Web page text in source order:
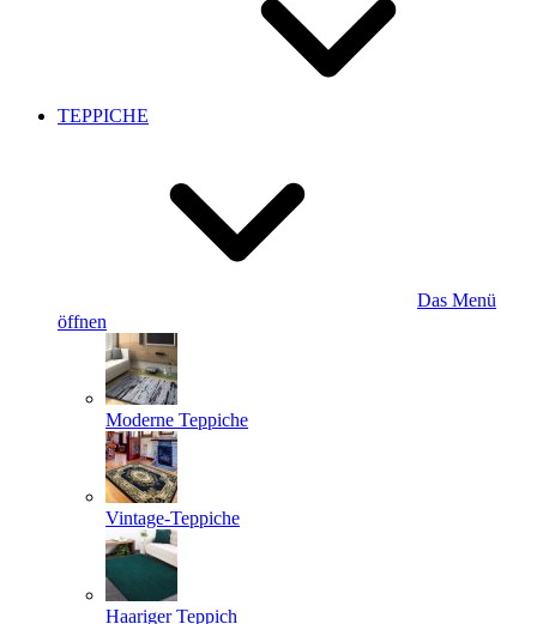
TEPPICHE
Das Menü
öffnen
Moderne Teppiche
Vintage-Teppiche
Haariger Teppich